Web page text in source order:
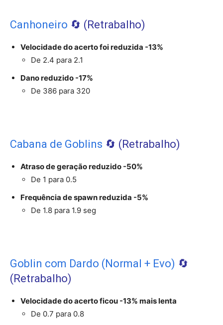
Canhoneiro 🔄️ (Retrabalho)
Velocidade do acerto foi reduzida -13%
De 2.4 para 2.1
Dano reduzido -17%
De 386 para 320
Cabana de Goblins 🔄️ (Retrabalho)
Atraso de geração reduzido -50%
De 1 para 0.5
Frequência de spawn reduzida -5%
De 1.8 para 1.9 seg
Goblin com Dardo (Normal + Evo) 🔄️
(Retrabalho)
Velocidade do acerto ficou -13% mais lenta
De 0.7 para 0.8